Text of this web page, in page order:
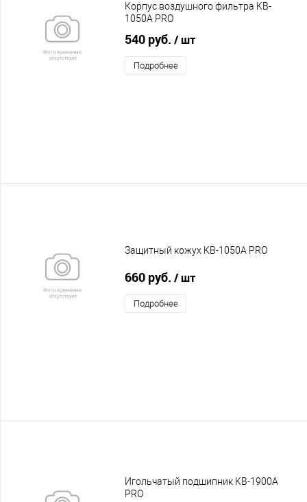
Корпус воздушного фильтра KB-
1050A PRO
540 руб. / шт
Подробнее
Защитный кожух KB-1050A PRO
660 руб. / шт
Подробнее
Игольчатый подшипник KB-1900A
PRO